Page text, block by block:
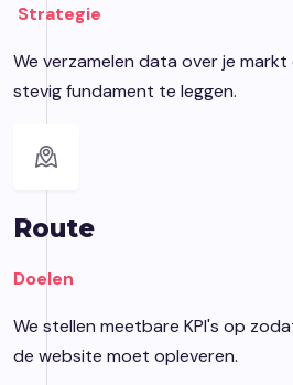
Strategie
We verzamelen data over je
stevig fundament te leggen.
Route
Doelen
We stellen meetbare KPI's op
de website moet opleveren.